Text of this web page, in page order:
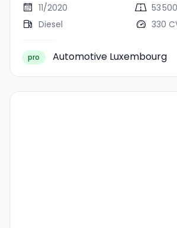
11/2020
53
Diesel
330
pro Automotive Luxembourg